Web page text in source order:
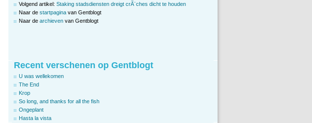
Volgend artikel: Staking stadsdiensten dreigt crÃ¨ches dicht te houden
Naar de startpagina van Gentblogt
Naar de archieven van Gentblogt
Recent verschenen op Gentblogt
U was wellekomen
The End
Krop
So long, and thanks for all the fish
Ongeplant
Hasta la vista